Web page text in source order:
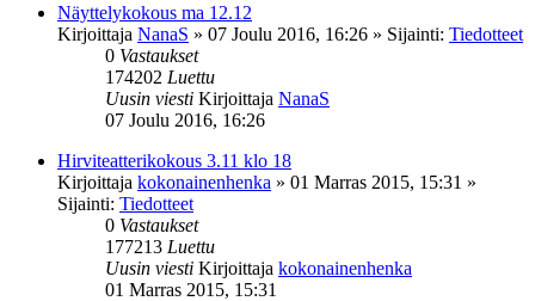
Näyttelykokous ma 12.12
Kirjoittaja NanaS » 07 Joulu 2016, 16:26 » Sijainti: Tiedotteet
0 Vastaukset
174202 Luettu
Uusin viesti Kirjoittaja NanaS
07 Joulu 2016, 16:26
Hirviteatterikokous 3.11 klo 18
Kirjoittaja kokonainenhenka » 01 Marras 2015, 15:31 »
Sijainti: Tiedotteet
0 Vastaukset
177213 Luettu
Uusin viesti Kirjoittaja kokonainenhenka
01 Marras 2015, 15:31